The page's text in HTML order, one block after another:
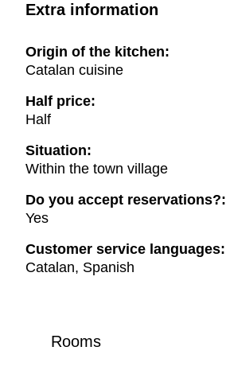
Extra information
Origin of the kitchen:
Catalan cuisine
Half price:
Half
Situation:
Within the town village
Do you accept reservations?:
Yes
Customer service languages:
Catalan, Spanish
Rooms